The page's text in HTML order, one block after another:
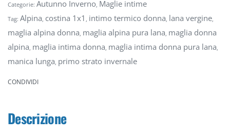
Categorie: Autunno Inverno, Maglie intime
Tag: Alpina, costina 1x1 , intimo termico donna, lana vergine,
maglia alpina donna, maglia alpina pura lana, maglia donna
alpina, maglia intima donna, maglia intima donna pura lana,
manica lunga, primo strato invernale
CONDIVIDI
Descrizione